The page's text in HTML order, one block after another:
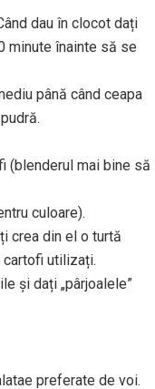
dau în clocot dați
minute înainte să se
până când ceapa
(blenderul mai bine să
culoare).
crea din el o turtă
utilizați.
și dați „pârjoalele”
preferate de voi.